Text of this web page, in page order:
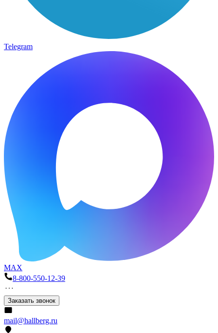
Telegram
MAX
8-800-550-12-39
Заказать звонок
mail@hallberg.ru